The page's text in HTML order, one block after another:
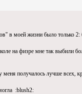
в моей жизни было только
на физре мне так выбили
меня получалось лучше
:blush2: